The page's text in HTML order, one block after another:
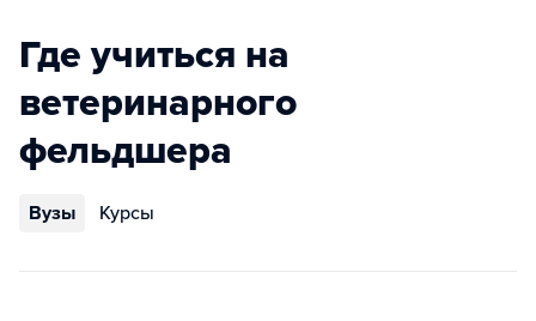
Где учиться на
ветеринарного
фельдшера
Вузы Курсы